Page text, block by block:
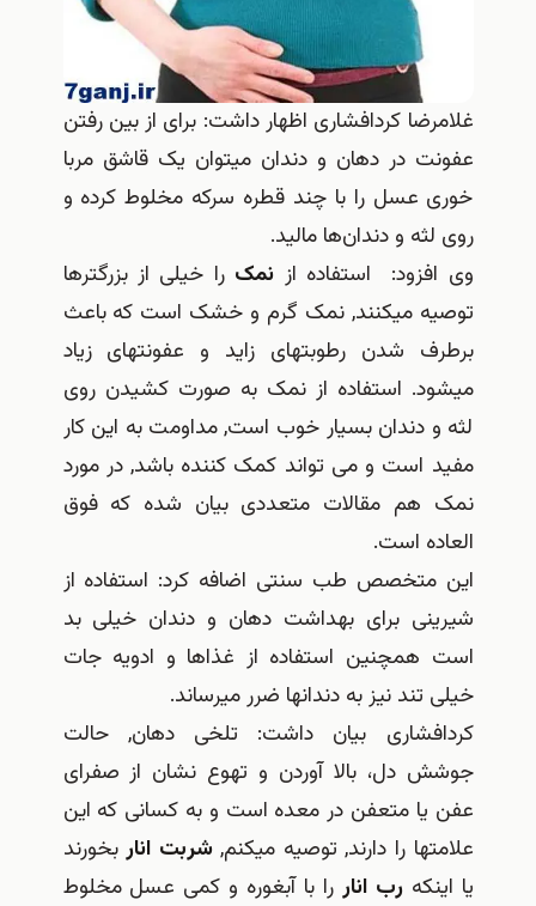
غلامرضا کردافشاری اظهار داشت: برای از بین رفتن
عفونت‎ در دهان و دندان می‎توان یک قاشق مربا
خوری عسل را با چند قطره سرکه مخلوط کرده و
روی لثه‎ و دندان‌ها مالید.
وی افزود: استفاده از نمک را خیلی از بزرگترها
توصیه می‎کنند, نمک گرم و خشک است که باعث
برطرف شدن رطوبت‎های زاید و عفونت‎های زیاد
می‎شود. استفاده از نمک به صورت کشیدن روی
لثه و دندان بسیار خوب است, مداومت به این کار
مفید است و می تواند کمک کننده باشد, در مورد
نمک هم مقالات متعددی بیان شده که فوق
العاده است.
این متخصص طب سنتی اضافه کرد: استفاده از
شیرینی برای بهداشت دهان و دندان خیلی بد
است همچنین استفاده از غذاها و ادویه جات
خیلی تند نیز به دندان‎ها ضرر می‎رساند.
کردافشاری بیان داشت: تلخی دهان, حالت
جوشش دل، بالا آوردن و تهوع نشان از صفرای
عفن یا متعفن در معده است و به کسانی که این
علامت‎ها را دارند, توصیه می‎کنم,
شربت اناربخورند
یا اینکهرب انار را با آبغوره و کمی عسل مخلوط